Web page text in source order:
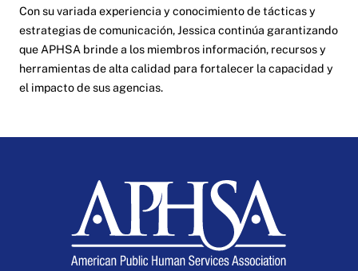
Con su variada experiencia y conocimiento de tácticas y
estrategias de comunicación, Jessica continúa garantizando
que APHSA brinde a los miembros información, recursos y
herramientas de alta calidad para fortalecer la capacidad y
el impacto de sus agencias.